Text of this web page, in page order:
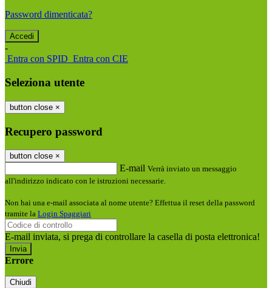
Password dimenticata?
-
Entra con SPID Entra con CIE
Seleziona utente
button close ×
Recupero password
button close ×
E-mail Verrà inviato un messaggio
all'indirizzo indicato con le istruzioni necessarie.
Non hai una e-mail associata al nome utente? Effettua il reset della password
tramite la Login Spaggiari
E-mail inviata, si prega di controllare la casella di posta elettronica!
Errore
Chiudi